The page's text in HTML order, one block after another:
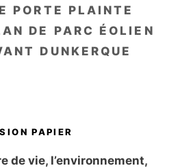
PORTE PLAINTE
DE PARC ÉOLIEN
DUNKERQUE
PAPIER
de vie, l’environnement,